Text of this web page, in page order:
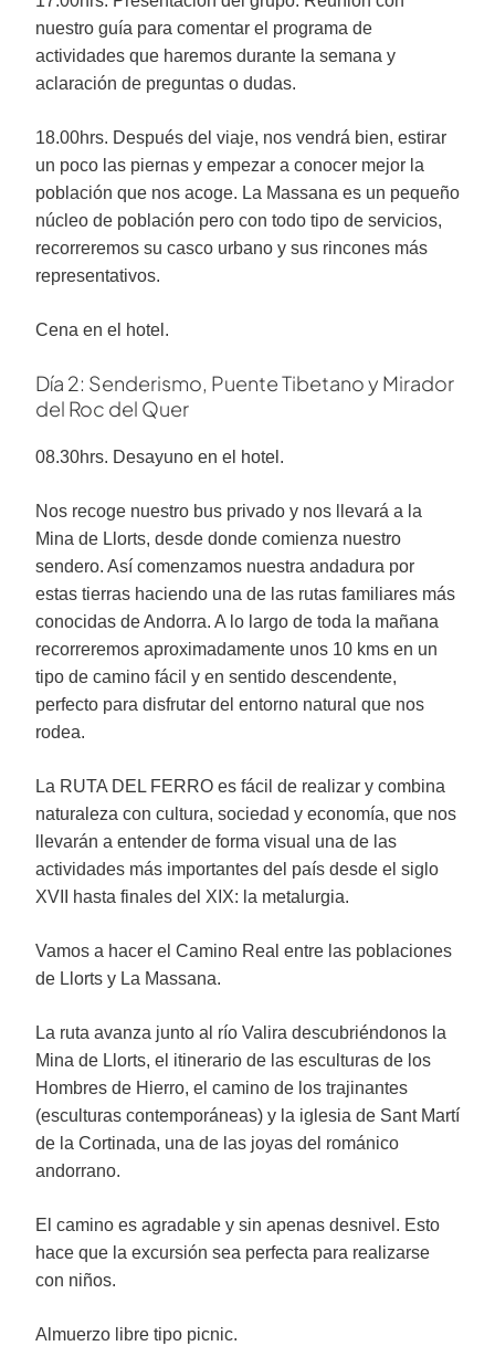
nuestro guía para comentar el programa de
actividades que haremos durante la semana y
aclaración de preguntas o dudas.
18.00hrs. Después del viaje, nos vendrá bien, estirar
un poco las piernas y empezar a conocer mejor la
población que nos acoge. La Massana es un pequeño
núcleo de población pero con todo tipo de servicios,
recorreremos su casco urbano y sus rincones más
representativos.
Cena en el hotel.
Día 2: Senderismo, Puente Tibetano y Mirador
del Roc del Quer
08.30hrs. Desayuno en el hotel.
Nos recoge nuestro bus privado y nos llevará a la
Mina de Llorts, desde donde comienza nuestro
sendero. Así comenzamos nuestra andadura por
estas tierras haciendo una de las rutas familiares más
conocidas de Andorra. A lo largo de toda la mañana
recorreremos aproximadamente unos 10 kms en un
tipo de camino fácil y en sentido descendente,
perfecto para disfrutar del entorno natural que nos
rodea.
La RUTA DEL FERRO es fácil de realizar y combina
naturaleza con cultura, sociedad y economía, que nos
llevarán a entender de forma visual una de las
actividades más importantes del país desde el siglo
XVII hasta finales del XIX: la metalurgia.
Vamos a hacer el Camino Real entre las poblaciones
de Llorts y La Massana.
La ruta avanza junto al río Valira descubriéndonos la
Mina de Llorts, el itinerario de las esculturas de los
Hombres de Hierro, el camino de los trajinantes
(esculturas contemporáneas) y la iglesia de Sant Martí
de la Cortinada, una de las joyas del románico
andorrano.
El camino es agradable y sin apenas desnivel. Esto
hace que la excursión sea perfecta para realizarse
con niños.
Almuerzo libre tipo picnic.